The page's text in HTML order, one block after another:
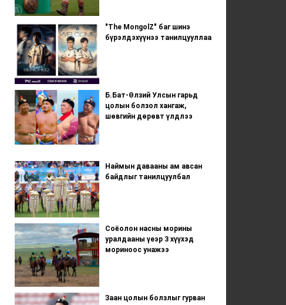
"The MongolZ" баг шинэ
бүрэлдэхүүнээ танилцууллаа
Б.Бат-Өлзий Улсын гарьд
цолын болзол хангаж,
шөвгийн дөрөвт үлдлээ
Наймын давааны ам авсан
байдлыг танилцуулбал
Соёолон насны морины
уралдааны үеэр 3 хүүхэд
мориноос унажээ
Заан цолын болзлыг гурван